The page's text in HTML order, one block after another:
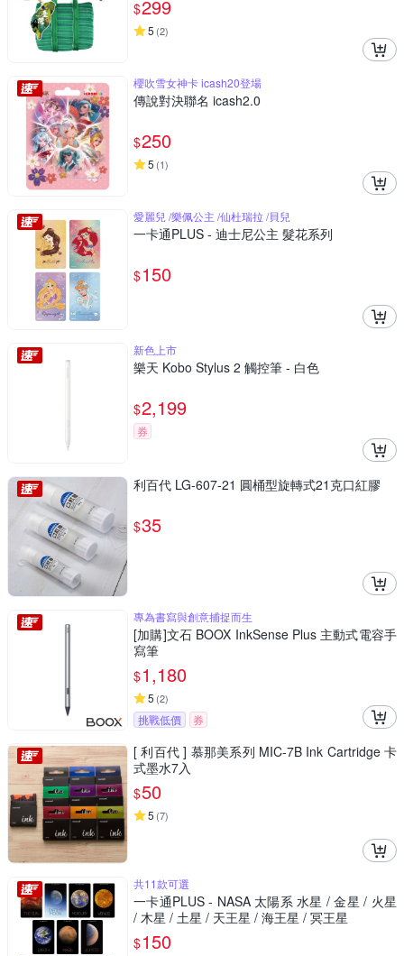
$299
5 (2)
櫻吹雪女神卡 icash20登場
傳說對決聯名 icash2.0
$250
5 (1)
愛麗兒 /樂佩公主 /仙杜瑞拉 /貝兒
一卡通PLUS - 迪士尼公主 髮花系列
$150
新色上市
樂天 Kobo Stylus 2 觸控筆 - 白色
$2,199
券
利百代 LG-607-21 圓桶型旋轉式21克口紅膠
$35
專為書寫與創意捕捉而生
[加購]文石 BOOX InkSense Plus 主動式電容手
寫筆
$1,180
5 (2)
挑戰低價 券
[ 利百代 ] 慕那美系列 MIC-7B Ink Cartridge 卡
式墨水7入
$50
5 (7)
共11款可選
一卡通PLUS - NASA 太陽系 水星 / 金星 / 火星
/ 木星 / 土星 / 天王星 / 海王星 / 冥王星
$150